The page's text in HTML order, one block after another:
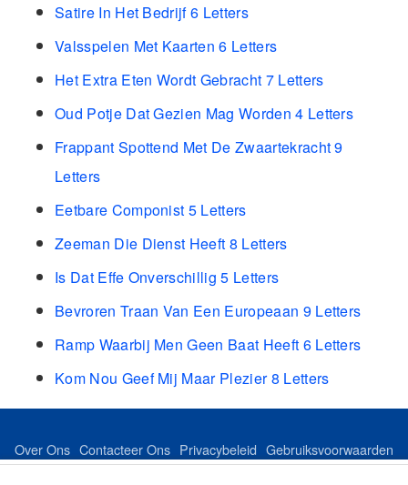
Satire In Het Bedrijf 6 Letters
Valsspelen Met Kaarten 6 Letters
Het Extra Eten Wordt Gebracht 7 Letters
Oud Potje Dat Gezien Mag Worden 4 Letters
Frappant Spottend Met De Zwaartekracht 9
Letters
Eetbare Componist 5 Letters
Zeeman Die Dienst Heeft 8 Letters
Is Dat Effe Onverschillig 5 Letters
Bevroren Traan Van Een Europeaan 9 Letters
Ramp Waarbij Men Geen Baat Heeft 6 Letters
Kom Nou Geef Mij Maar Plezier 8 Letters
Over Ons Contacteer Ons Privacybeleid Gebruiksvoorwaarden